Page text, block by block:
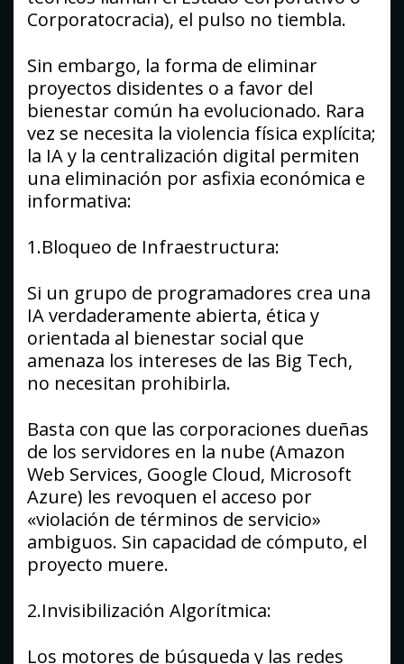
Corporatocracia), el pulso no tiembla.
Sin embargo, la forma de eliminar
proyectos disidentes o a favor del
bienestar común ha evolucionado. Rara
vez se necesita la violencia física explícita;
la IA y la centralización digital permiten
una eliminación por asfixia económica e
informativa:
1.Bloqueo de Infraestructura:
Si un grupo de programadores crea una
IA verdaderamente abierta, ética y
orientada al bienestar social que
amenaza los intereses de las Big Tech,
no necesitan prohibirla.
Basta con que las corporaciones dueñas
de los servidores en la nube (Amazon
Web Services, Google Cloud, Microsoft
Azure) les revoquen el acceso por
«violación de términos de servicio»
ambiguos. Sin capacidad de cómputo, el
proyecto muere.
2.Invisibilización Algorítmica:
Los motores de búsqueda y las redes